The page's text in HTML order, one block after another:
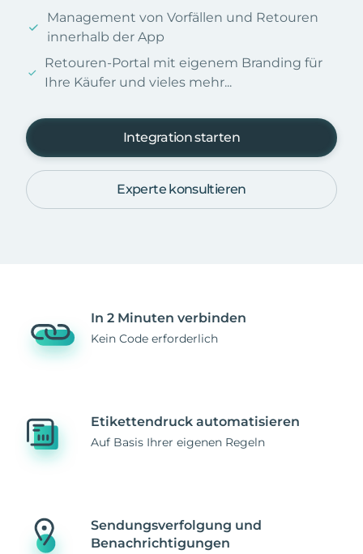
Management von Vorfällen und Retouren
innerhalb der App
Retouren-Portal mit eigenem Branding für
Ihre Käufer und vieles mehr...
Integration starten
Experte konsultieren
In 2 Minuten verbinden
Kein Code erforderlich
Etikettendruck automatisieren
Auf Basis Ihrer eigenen Regeln
Sendungsverfolgung und
Benachrichtigungen